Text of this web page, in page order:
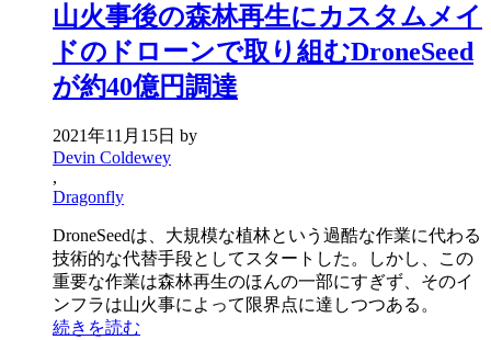
山火事後の森林再生にカスタムメイ
ドのドローンで取り組むDroneSeed
が約40億円調達
2021年11月15日 by
Devin Coldewey
,
Dragonfly
DroneSeedは、大規模な植林という過酷な作業に代わる
技術的な代替手段としてスタートした。しかし、この
重要な作業は森林再生のほんの一部にすぎず、そのイ
ンフラは山火事によって限界点に達しつつある。
続きを読む